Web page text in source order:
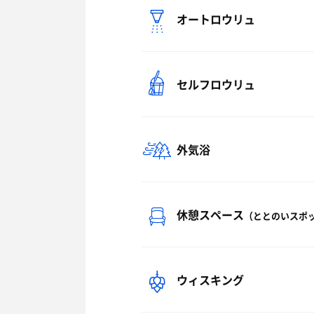
オートロウリュ
セルフロウリュ
外気浴
休憩スペース （ととのいスポ
ウィスキング